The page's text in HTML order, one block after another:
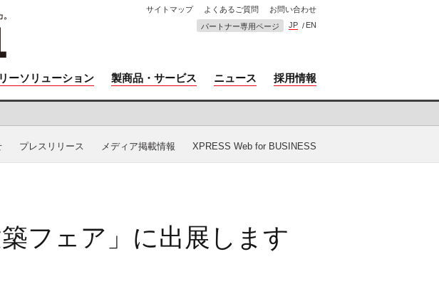
ーソリューション 製商品・サービス ニュース 採用情報
サイトマップ よくあるご質問
お問い合わせ
パートナー専用ページ
JP EN
プレスリリース メディア掲載情報 XPRESS Web for BUSINESS
フェア」に出展します